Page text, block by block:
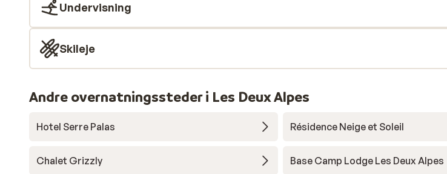
Undervisning
Skileje
Andre overnatningssteder i Les Deux Alpes
Hotel Serre Palas Résidence Neige et Soleil
Chalet Grizzly Base Camp Lodge Les Deux Alpes